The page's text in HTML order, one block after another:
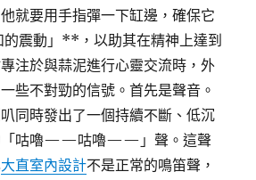
就要用手指彈一下缸邊，確保它
震動」**，以助其在精神上達到
注於與蒜泥進行心靈交流時，外
些不對勁的信號。首先是聲音。
同時發出了一個持續不斷、低沉
「咕嚕——咕嚕——」聲。這聲
大直室內設計不是正常的鳴笛聲，